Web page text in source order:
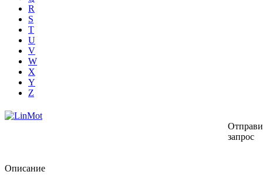
R
S
T
U
V
W
X
Y
Z
запрос
Описание